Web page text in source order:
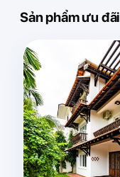
Sản phẩm ưu đãi